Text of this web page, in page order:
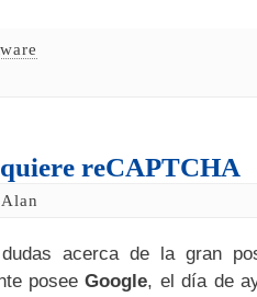
reCAPTCHA
Alan
acerca de la gran
poseeGoogle, el día de